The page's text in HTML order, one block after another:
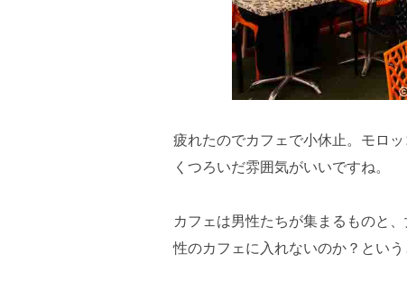
疲れたのでカフェで小休止。モロ
くつろいだ雰囲気がいいですね。
カフェは男性たちが集まるものと
性のカフェに入れないのか？とい